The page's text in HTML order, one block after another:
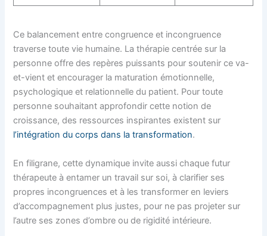
Ce balancement entre congruence et incongruence
traverse toute vie humaine. La thérapie centrée sur la
personne offre des repères puissants pour soutenir ce va-
et-vient et encourager la maturation émotionnelle,
psychologique et relationnelle du patient. Pour toute
personne souhaitant approfondir cette notion de
croissance, des ressources inspirantes existent sur
l’intégration du corps dans la transformation.
En filigrane, cette dynamique invite aussi chaque futur
thérapeute à entamer un travail sur soi, à clarifier ses
propres incongruences et à les transformer en leviers
d’accompagnement plus justes, pour ne pas projeter sur
l’autre ses zones d’ombre ou de rigidité intérieure.